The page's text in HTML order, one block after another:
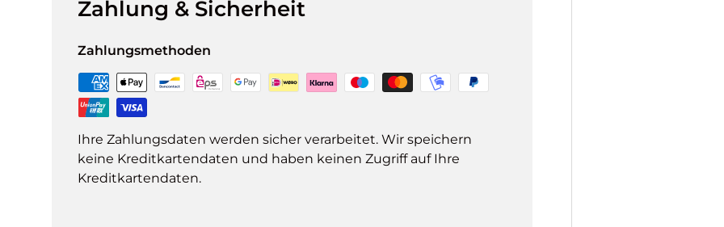
Zahlung & Sicherheit
Zahlungsmethoden
Ihre Zahlungsdaten werden sicher verarbeitet. Wir speichern
keine Kreditkartendaten und haben keinen Zugriff auf Ihre
Kreditkartendaten.